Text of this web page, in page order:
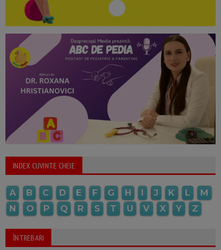
INDEX CUVINTE CHEIE
A B C D E F G H I J K L
M
N
O P Q R S T U V X Y Z
ÎNTREBARI